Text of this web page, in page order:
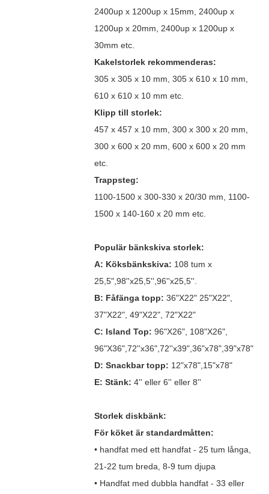
2400up x 1200up x 15mm, 2400up x
1200up x 20mm, 2400up x 1200up x
30mm etc.
Kakelstorlek rekommenderas:
305 x 305 x 10 mm, 305 x 610 x 10 mm,
610 x 610 x 10 mm etc.
Klipp till storlek:
457 x 457 x 10 mm, 300 x 300 x 20 mm,
300 x 600 x 20 mm, 600 x 600 x 20 mm
etc.
Trappsteg:
1100-1500 x 300-330 x 20/30 mm, 1100-
1500 x 140-160 x 20 mm etc.
Populär bänkskiva storlek:
A: Köksbänkskiva: 108 tum x
25,5",98''x25,5'',96''x25,5''.
B: Fåfänga topp: 36"X22" 25"X22",
37"X22", 49"X22", 72"X22"
C: Island Top: 96"X26", 108"X26",
96"X36",72''x36",72''x39",36"x78",39"x78"
D: Snackbar topp: 12"x78",15"x78"
E: Stänk: 4'' eller 6'' eller 8''
Storlek diskbänk:
För köket är standardmåtten:
• handfat med ett handfat - 25 tum långa,
21-22 tum breda, 8-9 tum djupa
• Handfat med dubbla handfat - 33 eller